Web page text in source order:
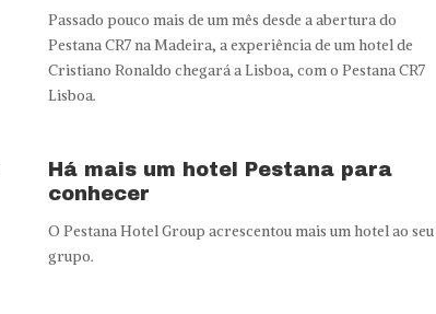
Passado pouco mais de um mês desde a abertura do
Pestana CR7 na Madeira, a experiência de um hotel de
Cristiano Ronaldo chegará a Lisboa, com o Pestana CR7
Lisboa.
Há mais um hotel Pestana para
conhecer
O Pestana Hotel Group acrescentou mais um hotel ao seu
grupo.